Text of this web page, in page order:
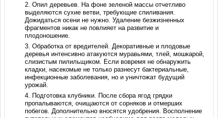
Опил деревьев. На фоне зеленой массы отчетливо
выделяются сухие ветви, требующие спиливания.
Дожидаться осени не нужно. Удаление безжизненных
фрагментов никак не повлияет на развитие и
плодоношение.
Обработка от вредителей. Декоративные и плодовые
деревья интенсивно атакуются муравьями, тлей, мошкарой,
слизистым пилильщиком. Если вовремя не обнаружить
кладки, насекомые не только разнесут бактериальные,
инфекционные заболевания, но и уничтожат будущий
урожай.
Подготовка клубники. После сбора ягод грядки
пропалываются, очищаются от сорняков и отмерших
побегов. Дополнительно вносятся удобрения. Восполнение